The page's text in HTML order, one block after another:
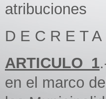
atribuciones
D E C R E T A
ARTICULO_1
en el marco